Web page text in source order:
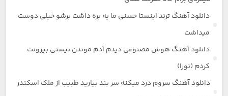
دانلود آهنگ ترند اینستا حسنی ما یه بره داشت برشو خیلی دوست
میداشت
دانلود آهنگ هوش مصنوعی دیدم آدم موندن نیستی بیرونت
کردم (نورا)
دانلود آهنگ سروم درد میکنه سر بند بیارید طبیب از ملک اسکندر